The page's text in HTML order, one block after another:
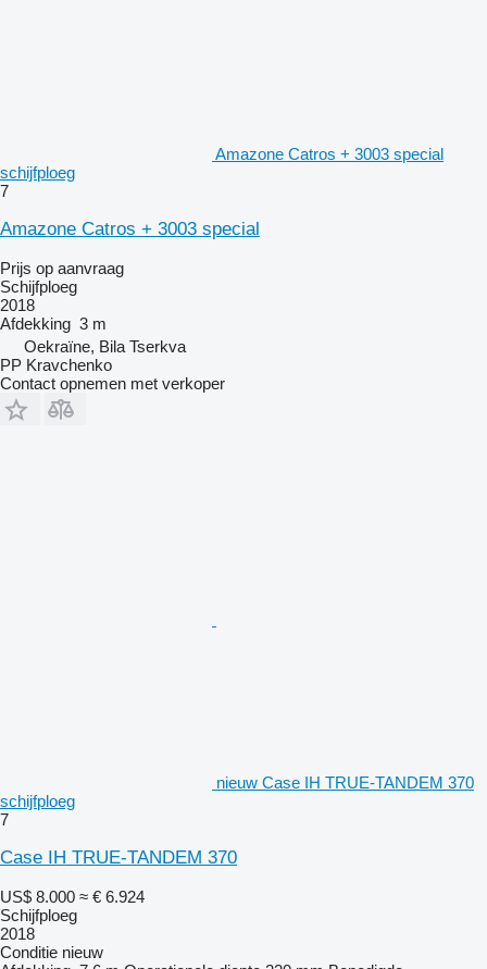
Amazone Catros + 3003 special
schijfploeg
7
Amazone Catros + 3003 special
Prijs op aanvraag
Schijfploeg
2018
Afdekking 3 m
Oekraïne, Bila Tserkva
PP Kravchenko
Contact opnemen met verkoper
nieuw Case IH TRUE-TANDEM 370
schijfploeg
7
Case IH TRUE-TANDEM 370
US$ 8.000 ≈ € 6.924
Schijfploeg
2018
Conditie nieuw